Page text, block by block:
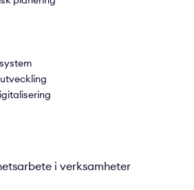
i verksamheter